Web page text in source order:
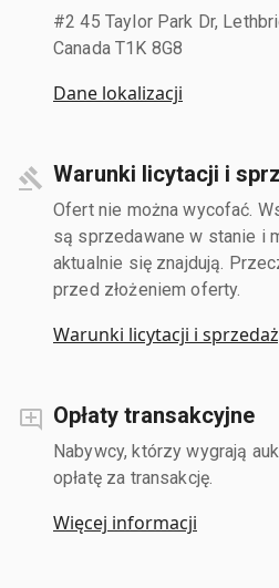
#2 45 Taylor Park Dr,
Canada T1K 8G8
Dane lokalizacji
Warunki licytacji i
Ofert nie można wycofać.
są sprzedawane w stanie i
aktualnie się znajdują.
przed złożeniem oferty.
Warunki licytacji i
Opłaty transakcyjne
Nabywcy, którzy wygrają
opłatę za transakcję.
Więcej informacji